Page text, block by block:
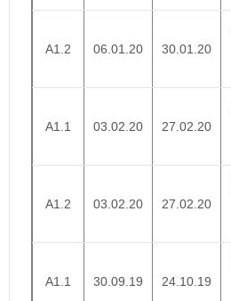
A1.2 06.01.20 30.01.20
A1.1 03.02.20 27.02.20
A1.2 03.02.20 27.02.20
A1.1 30.09.19 24.10.19